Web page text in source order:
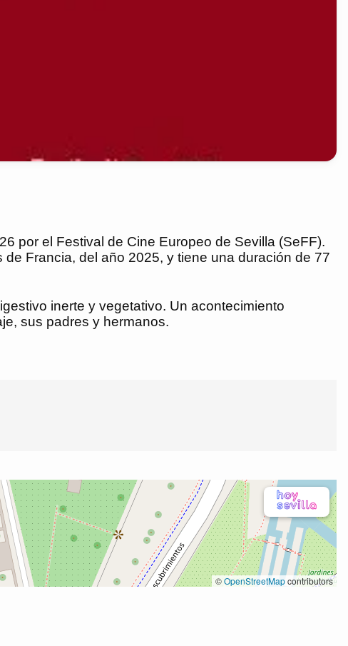
por el Festival de Cine Europeo de Sevilla (SeFF).
Francia, del año 2025, y tiene una duración de 77
inerte y vegetativo. Un acontecimiento
sus padres y hermanos.